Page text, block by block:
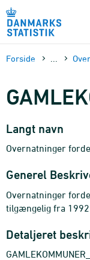
sidens
Forside
Langt navn
Overnatninger
Generel
Overnatninger
tilgængelig fra 1992
Detaljeret